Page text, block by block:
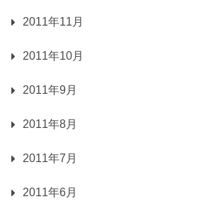
2011年11月
2011年10月
2011年9月
2011年8月
2011年7月
2011年6月